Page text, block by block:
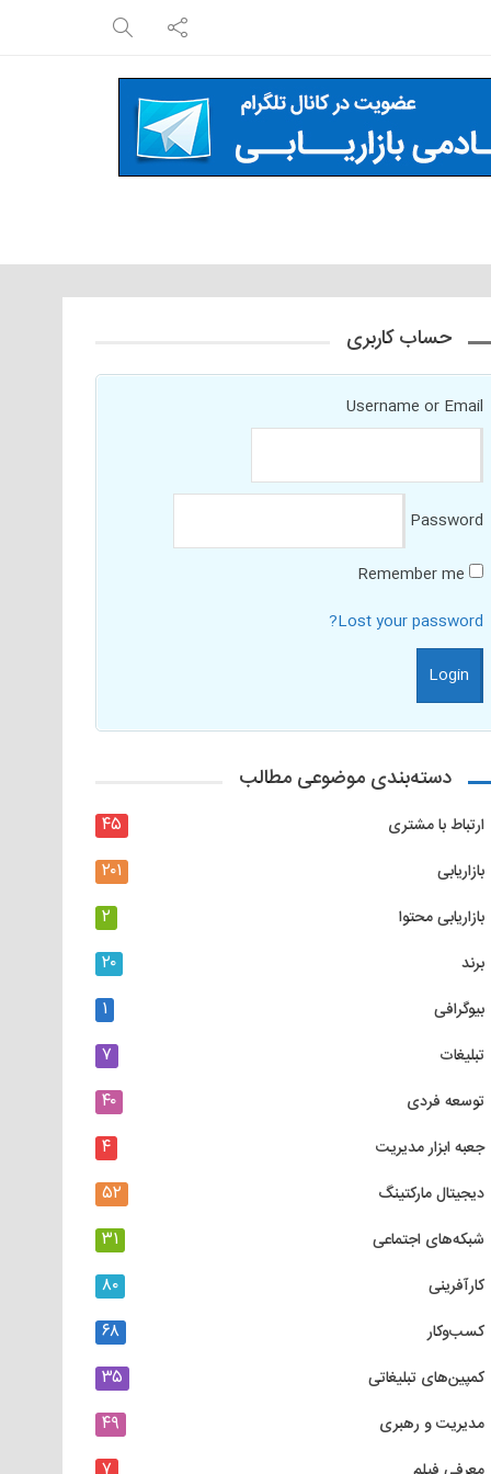
حساب کاربری
Username or Email
Password
Remember me
Lost your password?
دسته‌بندی موضوعی مطالب
ارتباط با مشتری ۴۵
بازاریابی ۲۰۱
بازاریابی محتوا ۲
برند ۲۰
بیوگرافی ۱
تبلیغات ۷
توسعه فردی ۴۰
جعبه ابزار مدیریت ۴
دیجیتال مارکتینگ ۵۲
شبکه‌های اجتماعی ۳۱
کارآفرینی ۸۰
کسب‌وکار ۶۸
کمپین‌های تبلیغاتی ۳۵
مدیریت و رهبری ۴۹